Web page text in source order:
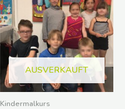
AUSVERKAUFT
Kindermalkurs